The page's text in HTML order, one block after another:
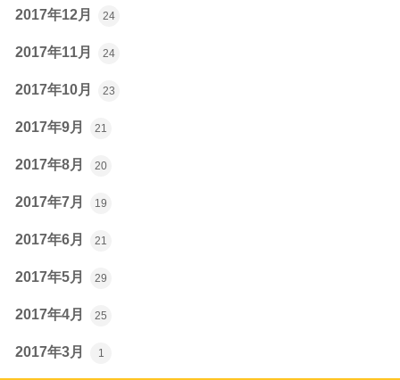
2017年12月 24
2017年11月 24
2017年10月 23
2017年9月 21
2017年8月 20
2017年7月 19
2017年6月 21
2017年5月 29
2017年4月 25
2017年3月 1